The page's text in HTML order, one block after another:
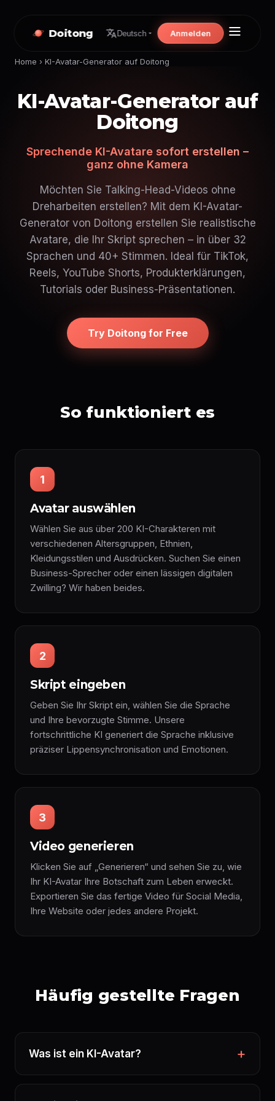
Doitong Deutsch Anmelden
Home › KI-Avatar-Generator auf Doitong
KI-Avatar-Generator auf
Doitong
Sprechende KI-Avatare sofort erstellen –
ganz ohne Kamera
Möchten Sie Talking-Head-Videos ohne
Dreharbeiten erstellen? Mit dem KI-Avatar-
Generator von Doitong erstellen Sie realistische
Avatare, die Ihr Skript sprechen – in über 32
Sprachen und 40+ Stimmen. Ideal für TikTok,
Reels, YouTube Shorts, Produkterklärungen,
Tutorials oder Business-Präsentationen.
Try Doitong for Free
So funktioniert es
1
Avatar auswählen
Wählen Sie aus über 200 KI-Charakteren mit
verschiedenen Altersgruppen, Ethnien,
Kleidungsstilen und Ausdrücken. Suchen Sie einen
Business-Sprecher oder einen lässigen digitalen
Zwilling? Wir haben beides.
2
Skript eingeben
Geben Sie Ihr Skript ein, wählen Sie die Sprache
und Ihre bevorzugte Stimme. Unsere
fortschrittliche KI generiert die Sprache inklusive
präziser Lippensynchronisation und Emotionen.
3
Video generieren
Klicken Sie auf „Generieren“ und sehen Sie zu, wie
Ihr KI-Avatar Ihre Botschaft zum Leben erweckt.
Exportieren Sie das fertige Video für Social Media,
Ihre Website oder jedes andere Projekt.
Häufig gestellte Fragen
Was ist ein KI-Avatar?